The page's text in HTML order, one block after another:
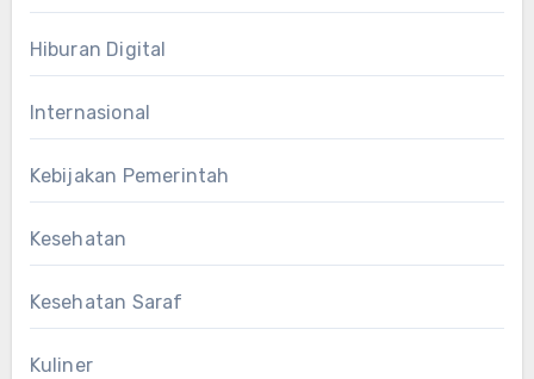
Hiburan Digital
Internasional
Kebijakan Pemerintah
Kesehatan
Kesehatan Saraf
Kuliner